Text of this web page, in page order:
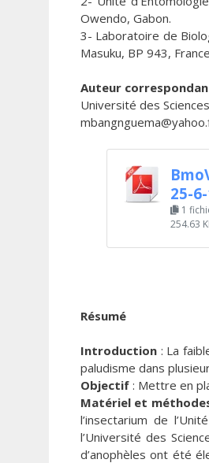
Owendo, Gabon.
3- Laboratoire de
Masuku, BP 943,
Auteur
Université des
25-
1
254.63
Résumé
Introduction : La
paludisme dans
Objectif : Mettre en
Matériel et
l’insectarium de
l’Université des
d’anophèles ont été